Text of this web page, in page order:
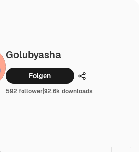
Golubyasha
Folgen Teilen
592 follower|92.6k downloads